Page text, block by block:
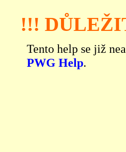
!!!
Tento help se již
PWG Help.